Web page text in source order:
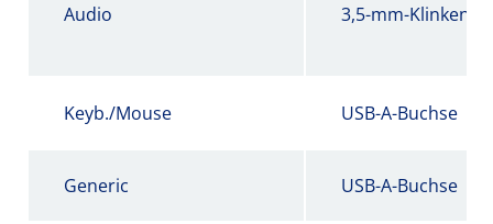
Audio 3,5-mm-
Keyb./Mouse USB-A-Buchse
Generic USB-A-Buchse